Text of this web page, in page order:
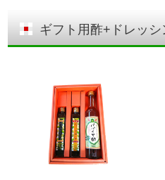
ギフト用酢+ドレッシ